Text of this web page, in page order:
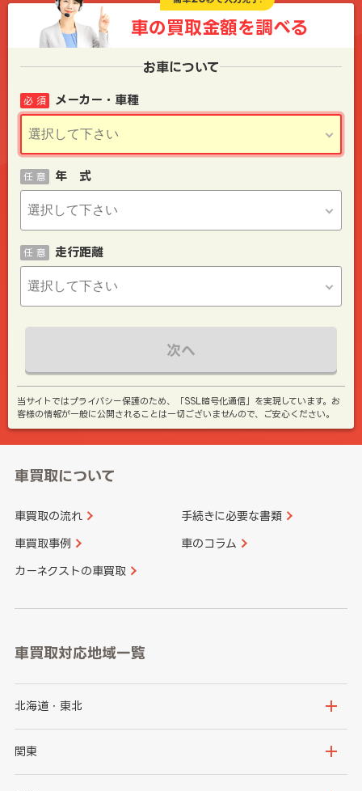
車の買取金額を調べる
お車について
メーカー・車種
必 須
年 式
任 意
走行距離
任 意
次へ
当サイトではプライバシー保護のため、「SSL暗号化通信」を実現しています。お
客様の情報が一般に公開されることは一切ございませんので、ご安心ください。
車買取について
車買取の流れ 手続きに必要な書類
車買取事例 車のコラム
カーネクストの車買取
車買取対応地域一覧
北海道・東北
北海道
関東